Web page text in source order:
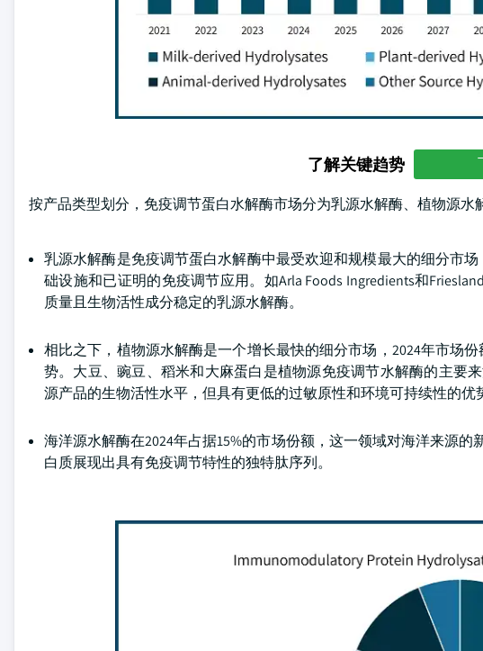
了解关键趋势
按产品类型划分，免疫调节蛋白水解酶市场分为乳源水解酶、植物源水
乳源水解酶是免疫调节蛋白水解酶中最受欢迎和规模最大的细分市
础设施和已证明的免疫调节应用。如Arla Foods Ingredients和
质量且生物活性成分稳定的乳源水解酶。
相比之下，植物源水解酶是一个增长最快的细分市场，2024年市场
势。大豆、豌豆、稻米和大麻蛋白是植物源免疫调节水解酶的主要
源产品的生物活性水平，但具有更低的过敏原性和环境可持续性的优
海洋源水解酶在2024年占据15%的市场份额，这一领域对海洋来源
白质展现出具有免疫调节特性的独特肽序列。